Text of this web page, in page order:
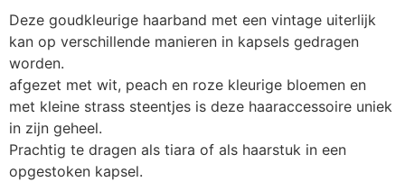
Deze goudkleurige haarband met een vintage uiterlijk
kan op verschillende manieren in kapsels gedragen
worden.
afgezet met wit, peach en roze kleurige bloemen en
met kleine strass steentjes is deze haaraccessoire uniek
in zijn geheel.
Prachtig te dragen als tiara of als haarstuk in een
opgestoken kapsel.